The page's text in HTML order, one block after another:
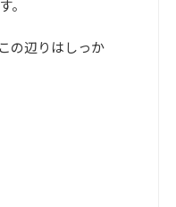
。
の辺りはしっか